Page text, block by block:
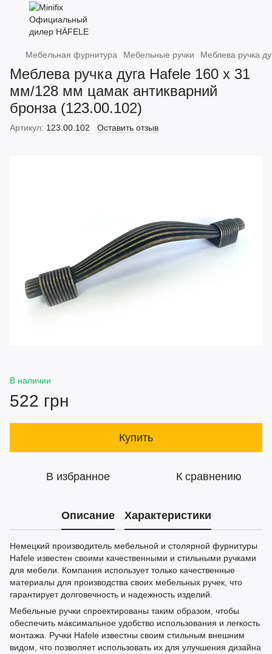
Мебельная фурнитура Мебельные ручки Меблева ручка
Меблева ручка дуга Hafele 160 х 31
мм/128 мм цамак антикварний
бронза (123.00.102)
Артикул: 123.00.102 Оставить отзыв
В наличии
522 грн
Купить
В избранное К сравнению
Описание Характеристики
Немецкий производитель мебельной и столярной фурнитуры
Hafele известен своими качественными и стильными ручками
для мебели. Компания использует только качественные
материалы для производства своих мебельных ручек, что
гарантирует долговечность и надежность изделий.
Мебельные ручки спроектированы таким образом, чтобы
обеспечить максимальное удобство использования и легкость
монтажа. Ручки Hafele известны своим стильным внешним
видом, что позволяет использовать их для улучшения дизайна